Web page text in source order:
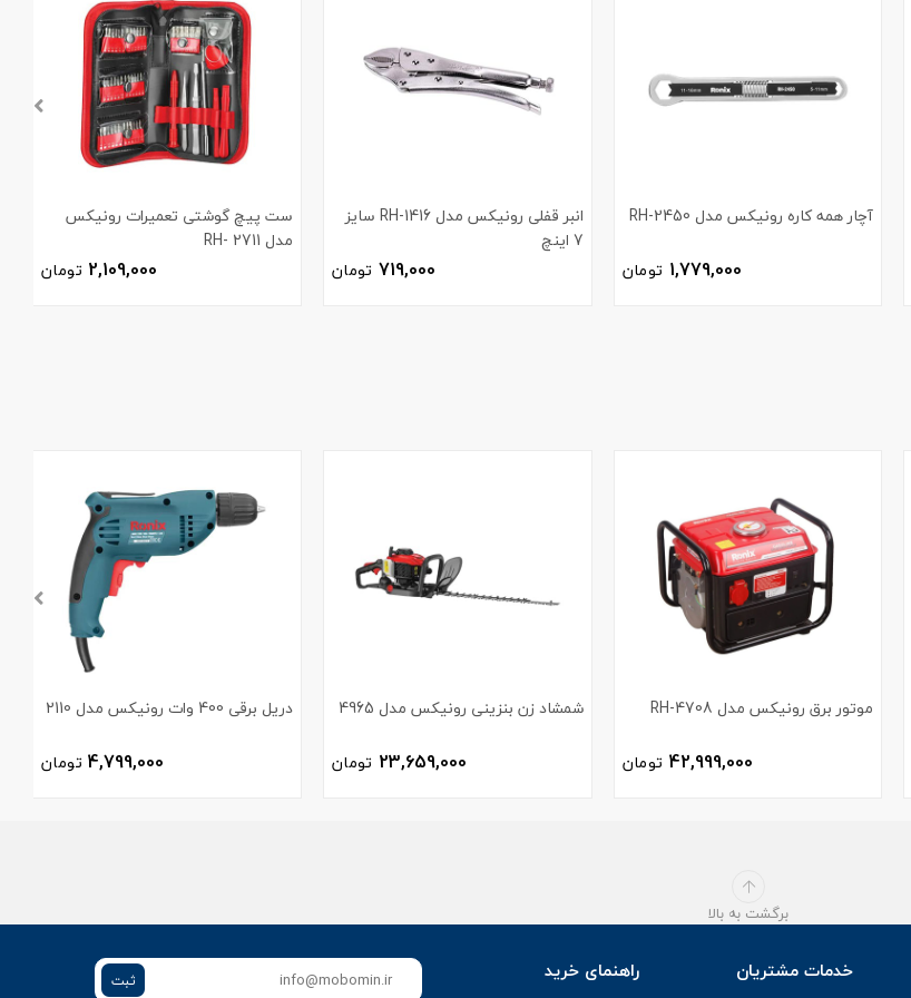
آچار همه کاره رونیکس مدل RH-2450
1,779,000 تومان
انبر قفلی رونیکس مدل RH-1416 سایز
7 اینچ
719,000 تومان
ست پیچ گوشتی تعمیرات رونیکس
مدل 2711 -RH
2,109,000 تومان
موتور برق رونیکس مدل RH-4708
42,999,000 تومان
شمشاد زن بنزینی رونیکس مدل 4965
23,659,000 تومان
دریل برقی 400 وات رونیکس مدل 2110
4,799,000 تومان
برگشت به بالا
خدمات مشتریان راهنمای خرید ثبت